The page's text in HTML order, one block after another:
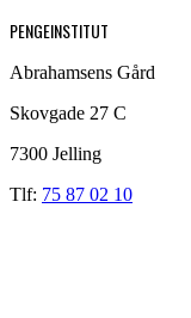
PENGEINSTITUT
Abrahamsens Gård
Skovgade 27 C
7300 Jelling
Tlf: 75 87 02 10